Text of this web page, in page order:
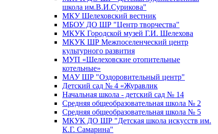
школа им.В.И.Сурикова"
МКУ Шелеховский вестник
МБОУ ДО ШР "Центр творчества"
МКУК Городской музей Г.И. Шелехова
МКУК ШР Межпоселенческий центр
культурного развития
МУП «Шелеховские отопительные
котельные»
МАУ ШР "Оздоровительный центр"
Детский сад № 4 «Журавлик
Начальная школа - детский сад № 14
Средняя общеобразовательная школа № 2
Средняя общеобразовательная школа № 5
МКУК ДО ШР "Детская школа искусств им.
К.Г. Самарина"